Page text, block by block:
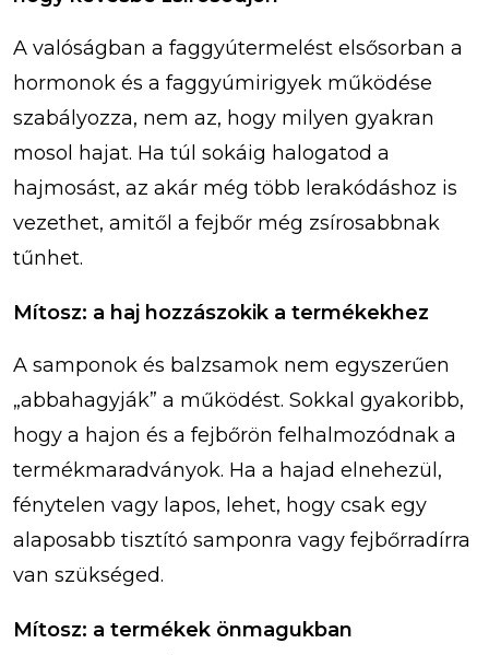
A valóságban a faggyútermelést elsősorban a
hormonok és a faggyúmirigyek működése
szabályozza, nem az, hogy milyen gyakran
mosol hajat. Ha túl sokáig halogatod a
hajmosást, az akár még több lerakódáshoz is
vezethet, amitől a fejbőr még zsírosabbnak
tűnhet.
Mítosz: a haj hozzászokik a termékekhez
A samponok és balzsamok nem egyszerűen
„abbahagyják” a működést. Sokkal gyakoribb,
hogy a hajon és a fejbőrön felhalmozódnak a
termékmaradványok. Ha a hajad elnehezül,
fénytelen vagy lapos, lehet, hogy csak egy
alaposabb tisztító samponra vagy fejbőrradírra
van szükséged.
Mítosz: a termékek önmagukban